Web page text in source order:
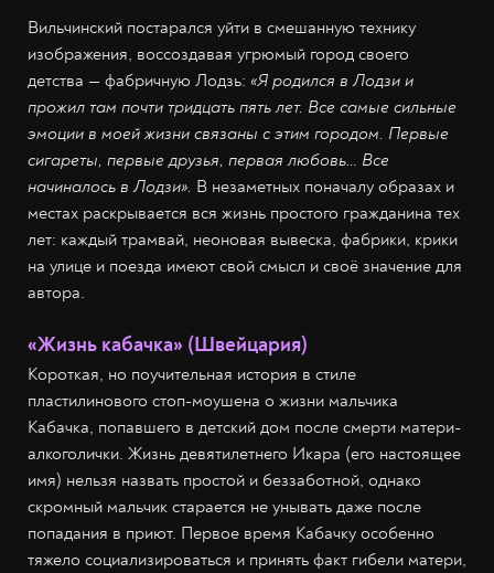
Вильчинский постарался уйти в смешанную технику
изображения, воссоздавая угрюмый город своего
детства — фабричную Лодзь: «Я родился в Лодзи и
прожил там почти тридцать пять лет. Все самые сильные
эмоции в моей жизни связаны с этим городом. Первые
сигареты, первые друзья, первая любовь… Все
начиналось в Лодзи». В незаметных поначалу образах и
местах раскрывается вся жизнь простого гражданина тех
лет: каждый трамвай, неоновая вывеска, фабрики, крики
на улице и поезда имеют свой смысл и своё значение для
автора.
«Жизнь кабачка» (Швейцария)
Короткая, но поучительная история в стиле
пластилинового стоп-моушена о жизни мальчика
Кабачка, попавшего в детский дом после смерти матери-
алкоголички. Жизнь девятилетнего Икара (его настоящее
имя) нельзя назвать простой и беззаботной, однако
скромный мальчик старается не унывать даже после
попадания в приют. Первое время Кабачку особенно
тяжело социализироваться и принять факт гибели матери,